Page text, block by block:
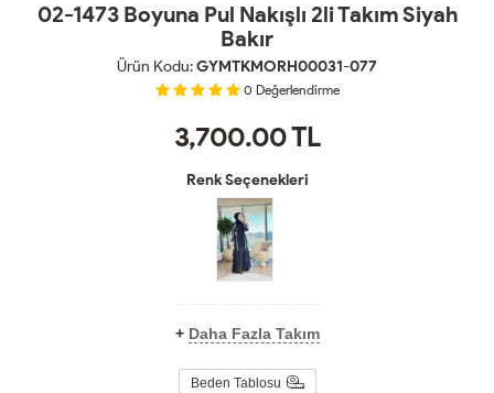
02-1473 Boyuna Pul Nakışlı 2li Takım Siyah
Bakır
Ürün Kodu:GYMTKMORH00031-077
0 Değerlendirme
3,700.00TL
Renk Seçenekleri
+ Daha Fazla Takım
Beden Tablosu